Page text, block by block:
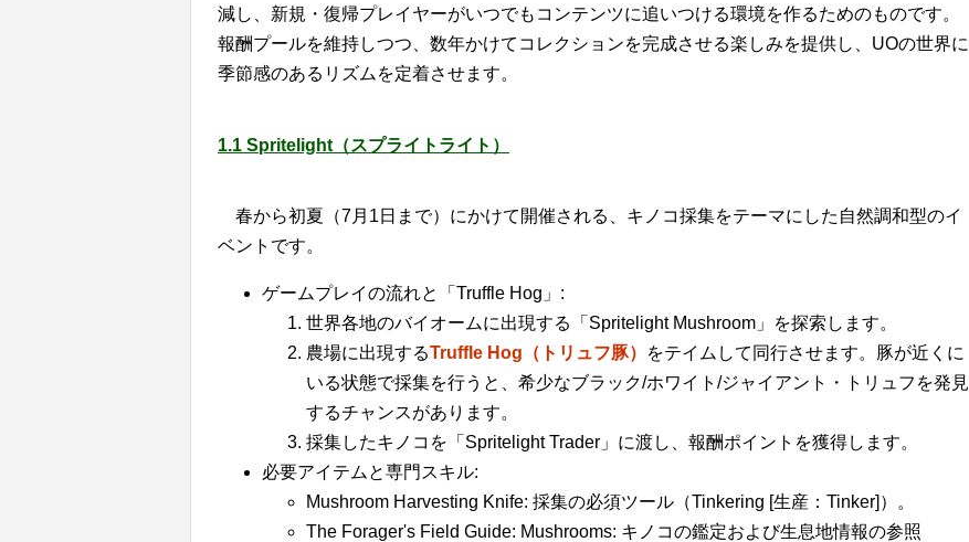
減し、新規・復帰プレイヤーがいつでもコンテンツに追いつける環境を作るためのものです。
報酬プールを維持しつつ、数年かけてコレクションを完成させる楽しみを提供し、UOの世界に
季節感のあるリズムを定着させます。
1.1 Spritelight（スプライトライト）
春から初夏（7月1日まで）にかけて開催される、キノコ採集をテーマにした自然調和型のイ
ベントです。
ゲームプレイの流れと「Truffle Hog」:
世界各地のバイオームに出現する「Spritelight Mushroom」を探索します。
農場に出現するTruffle Hog（トリュフ豚）
をテイムして同行させます。豚が近くに
いる状態で採集を行うと、希少なブラック/ホワイト/ジャイアント・トリュフを発見
するチャンスがあります。
採集したキノコを「Spritelight Trader」に渡し、報酬ポイントを獲得します。
必要アイテムと専門スキル:
Mushroom Harvesting Knife: 採集の必須ツール（Tinkering [生産：Tinker]）。
The Forager's Field Guide: Mushrooms: キノコの鑑定および生息地情報の参照